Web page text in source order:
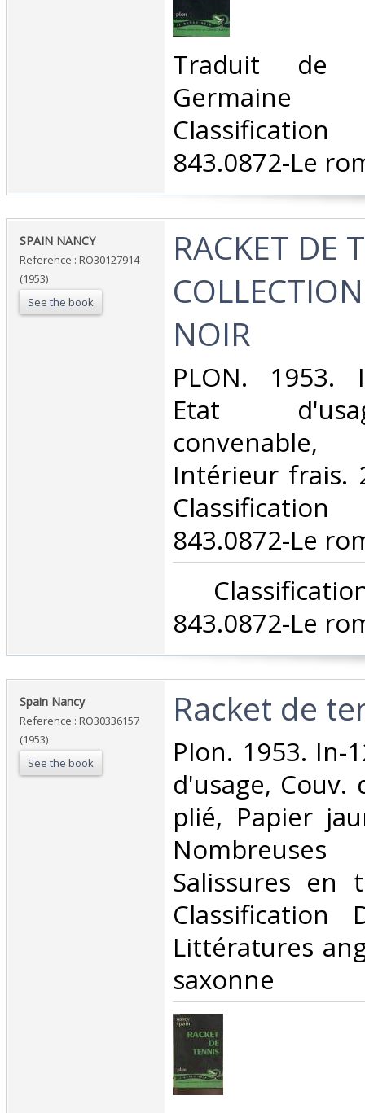
‎Traduit de
Germaine
843.0872-Le
‎SPAIN NANCY‎
Reference : RO30127914
(1953)
See the book
‎RACKET DE
NOIR‎
‎PLON. 1953.
Etat
Intérieur frais.
843.0872-Le
843.0872-Le
‎Spain Nancy‎
Reference : RO30336157
(1953)
See the book
‎Racket de
‎Plon. 1953. In-
d'usage, Couv.
plié, Papier
Salissures en
Classification
Littératures
saxonne‎